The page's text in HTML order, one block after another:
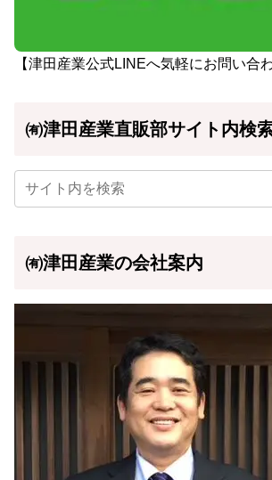
【津田産業公式LINEへ気軽にお問い合
㈲津田産業直販部サイト内検
㈲津田産業の会社案内